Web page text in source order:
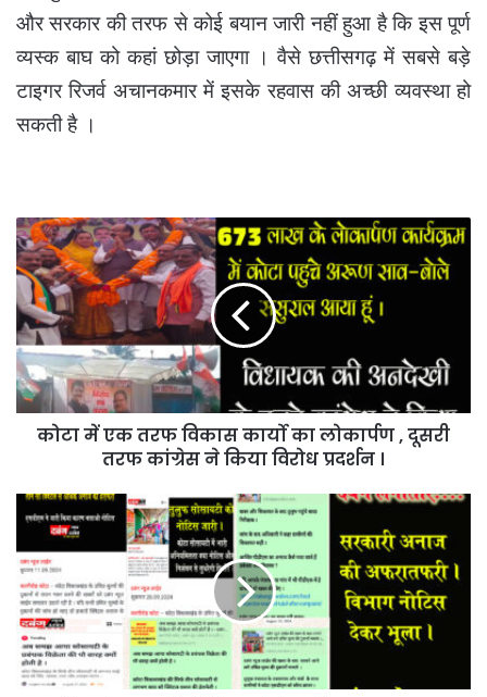
और सरकार की तरफ से कोई बयान जारी नहीं हुआ है कि इस पूर्ण
व्यस्क बाघ को कहां छोड़ा जाएगा । वैसे छत्तीसगढ़ में सबसे बड़े
टाइगर रिजर्व अचानकमार में इसके रहवास की अच्छी व्यवस्था हो
सकती है ।
कोटा
में
एक
तरफ
विकास
कार्यो
का
लोकार्पण
,
दूसरी
किया
प्रदर्शन
।
कोटा में एक तरफ विकास कार्यो का लोकार्पण , दूसरी
तरफ कांग्रेस ने किया विरोध प्रदर्शन ।
कोटा
सरकारी
पीडीएस
में
सैकड़ों
टन
अनाज
का